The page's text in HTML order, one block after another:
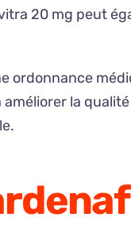
20 mg peut
la